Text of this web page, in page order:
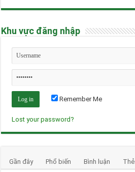
Khu vực đăng nhập
Remember Me
Lost your password?
Gần đây Phổ biến Bình luận Thẻ